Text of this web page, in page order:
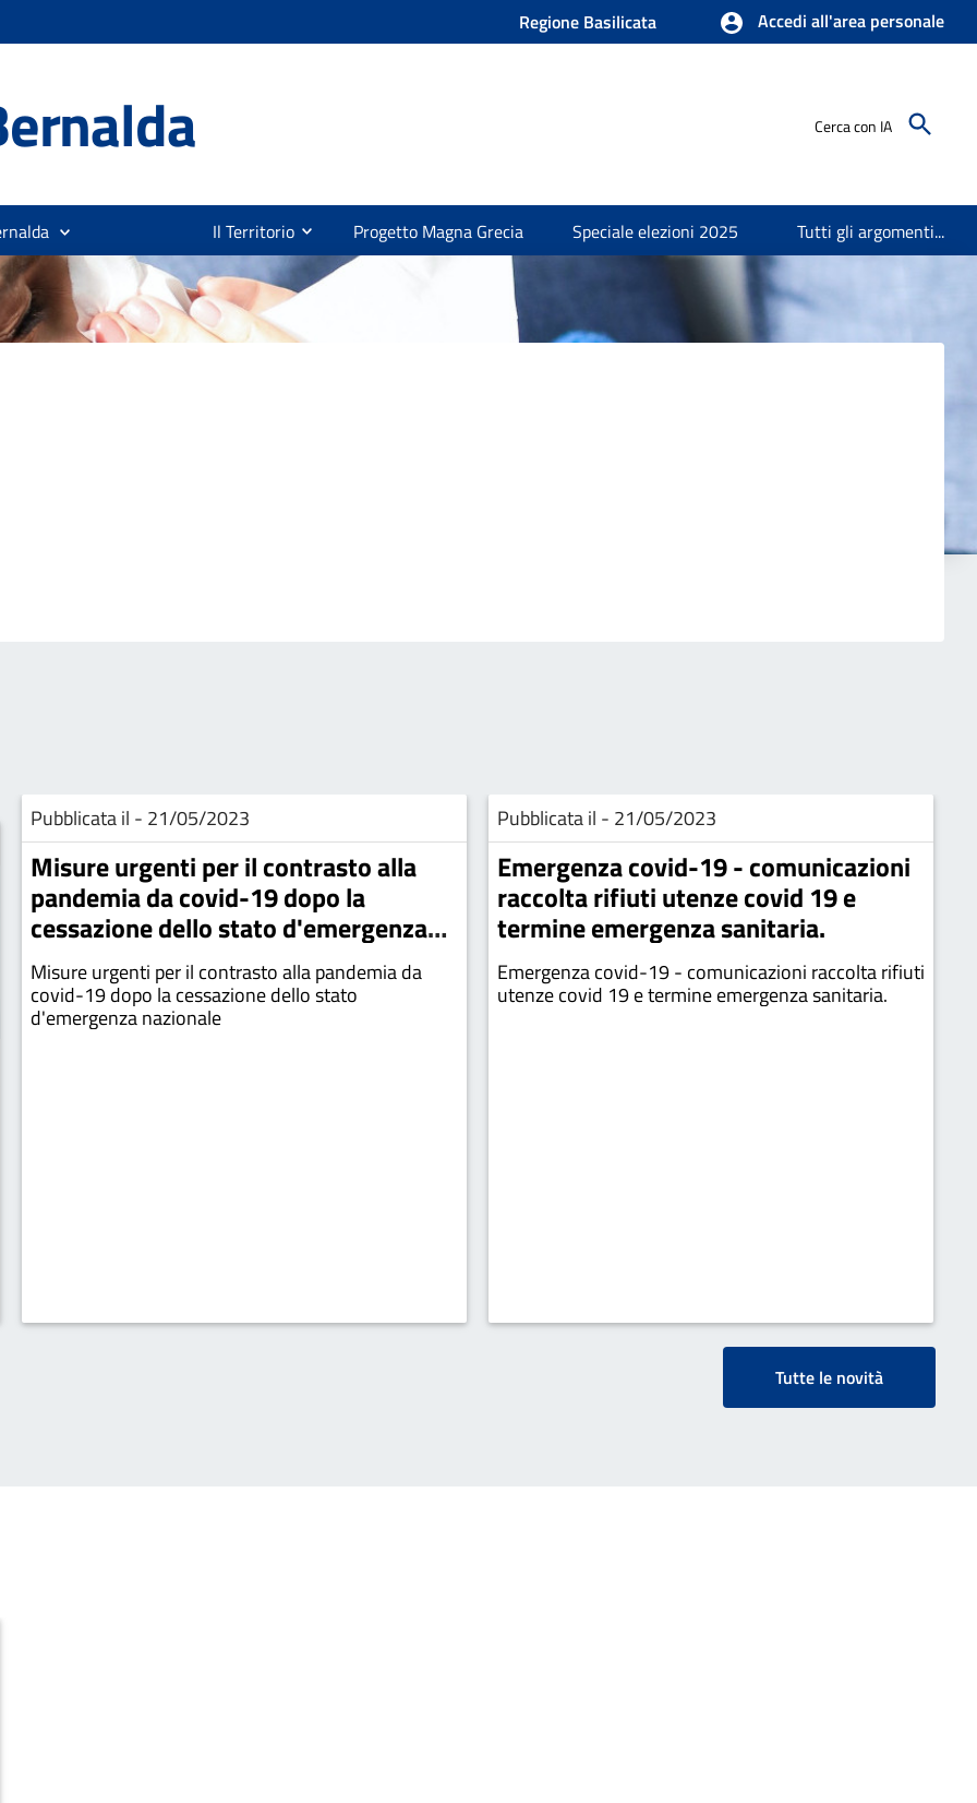
Regione Basilicata Accedi all'area personale
Cerca con IA
Il Territorio Progetto Magna Grecia Speciale elezioni 2025 Tutti gli argomenti...
Pubblicata il - 21/05/2023
Misure urgenti per il contrasto alla
pandemia da covid-19 dopo la
cessazione dello stato d'emergenza
nazionale
Misure urgenti per il contrasto alla pandemia da
covid-19 dopo la cessazione dello stato
d'emergenza nazionale
Pubblicata il - 21/05/2023
Emergenza covid-19 - comunicazioni
raccolta rifiuti utenze covid 19 e
termine emergenza sanitaria.
Emergenza covid-19 - comunicazioni raccolta rifiuti
utenze covid 19 e termine emergenza sanitaria.
Tutte le novità